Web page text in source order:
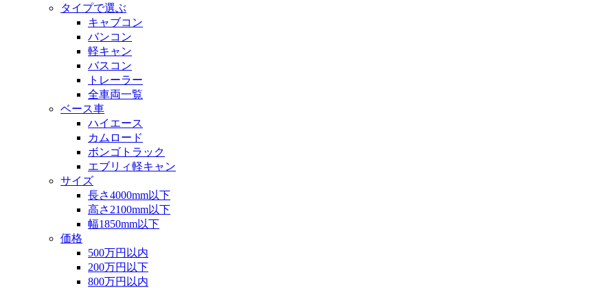
タイプで選ぶ
キャブコン
バンコン
軽キャン
バスコン
トレーラー
全車両一覧
ベース車
ハイエース
カムロード
ボンゴトラック
エブリィ軽キャン
サイズ
長さ4000mm以下
高さ2100mm以下
幅1850mm以下
価格
500万円以内
200万円以下
800万円以内